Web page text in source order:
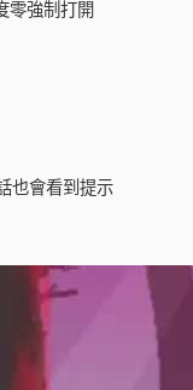
零強制打開
也會看到提示